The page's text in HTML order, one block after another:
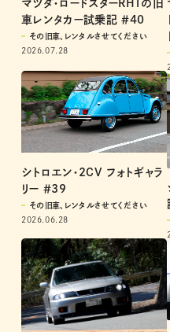
マツダ・ロードスターRHTの旧
車レンタカー試乗記 ＃40
その旧車、レンタルさせてください
2026.07.28
シトロエン・2CV フォトギャラ
リー ＃39
その旧車、レンタルさせてください
2026.06.28